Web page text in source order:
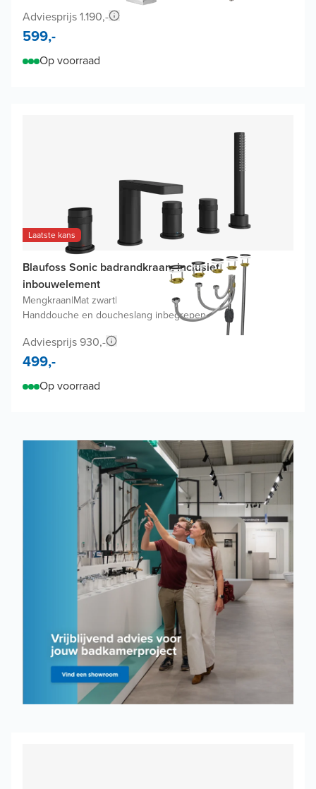
Adviesprijs 1.190,-
599,-
Op voorraad
Laatste kans
Blaufoss Sonic badrandkraan, inclusief
inbouwelement
Mengkraan|Mat zwart|
Handdouche en doucheslang inbegrepen
Adviesprijs 930,-
499,-
Op voorraad